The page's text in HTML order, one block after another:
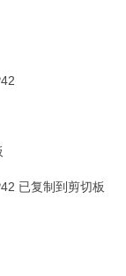
已复制到剪切板